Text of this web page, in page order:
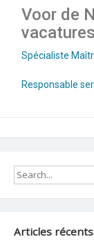
Voor de
Spécialiste
Responsable
Articles récents